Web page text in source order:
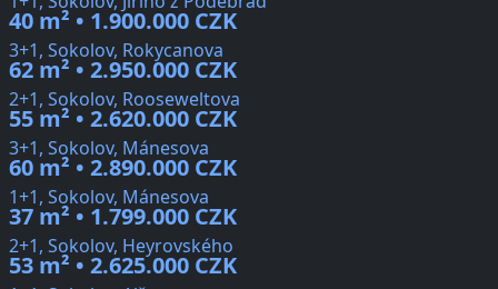
40 m² • 1.900.000 CZK
3+1, Sokolov, Rokycanova
62 m² • 2.950.000 CZK
2+1, Sokolov, Rooseweltova
55 m² • 2.620.000 CZK
3+1, Sokolov, Mánesova
60 m² • 2.890.000 CZK
1+1, Sokolov, Mánesova
37 m² • 1.799.000 CZK
2+1, Sokolov, Heyrovského
53 m² • 2.625.000 CZK